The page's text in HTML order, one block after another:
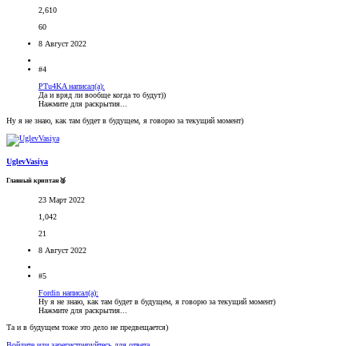
2,610
60
8 Август 2022
#4
PTu4KA написал(а):
Да и вряд ли вообще когда то будут))
Нажмите для раскрытия...
Ну я не знаю, как там будет в будущем, я говорю за текущий момент)
UglevVasiya
Главный криптан🥈
23 Март 2022
1,042
21
8 Август 2022
#5
Fordin написал(а):
Ну я не знаю, как там будет в будущем, я говорю за текущий момент)
Нажмите для раскрытия...
Та и в будущем тоже это дело не предвещается)